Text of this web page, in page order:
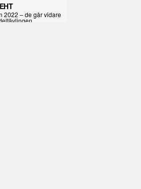
2022 – de går vidare